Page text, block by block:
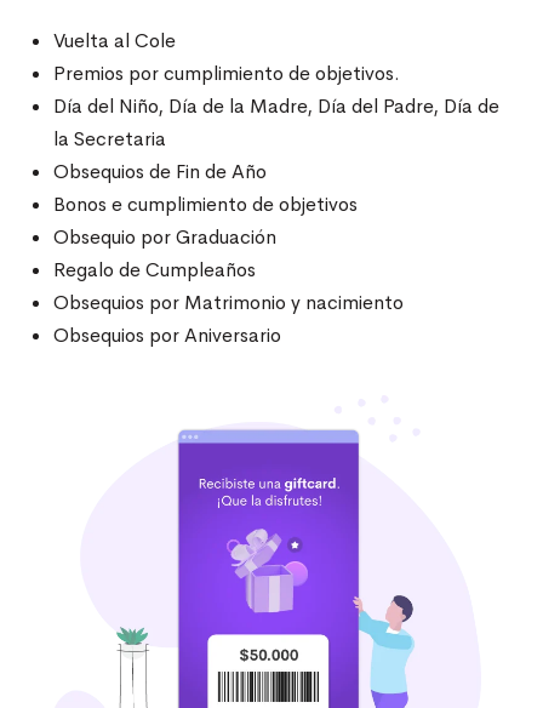
Vuelta al Cole
Premios por cumplimiento de objetivos.
Día del Niño, Día de la Madre, Día del Padre, Día de
la Secretaria
Obsequios de Fin de Año
Bonos e cumplimiento de objetivos
Obsequio por Graduación
Regalo de Cumpleaños
Obsequios por Matrimonio y nacimiento
Obsequios por Aniversario